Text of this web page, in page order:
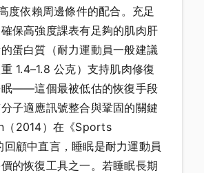
度依賴周邊條件的配合。充足
保高強度課表有足夠的肌肉肝
蛋白質（耐力運動員一般建議
1.4–1.8 公克）支持肌肉修復
眠——這個最被低估的恢復手段
子適應訊號整合與鞏固的關鍵
（2014）在《Sports
顧中直言，睡眠是耐力運動員
的恢復工具之一。若睡眠長期